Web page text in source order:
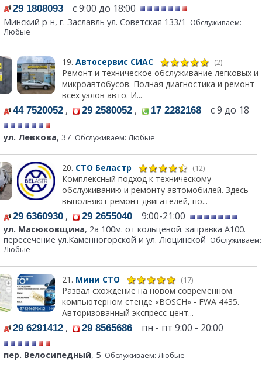
29 1808093 с 9:00 до 18:00
Минский р-н, г. Заславль ул. Советская 133/1
Обслуживаем:
Любые
19. Автосервис СИАС (2)
Ремонт и техническое обслуживание легковых и
микроавтобусов. Полная диагностика и ремонт
всех узлов авто. И...
44 7520052 , 29 2580052 , 17 2282168 с 9 до 18
ул. Левкова, 37 Обслуживаем: Любые
20. СТО Беластр (12)
Комплексный подход к техническому
обслуживанию и ремонту автомобилей. Здесь
выполняют ремонт двигателей, по...
29 6360930 , 29 2655040 9:00-21:00
ул. Масюковщина, 2а 100м. от кольцевой. заправка А100.
пересечение ул.Каменногорской и ул. Люцинской Обслуживаем:
Любые
21. Мини СТО (17)
Развал схождение на новом современном
компьютерном стенде «BOSCH» - FWA 4435.
Авторизованный экспресс-цент...
29 6291412 , 29 8565686 пн - пт 9:00 - 20:00
пер. Велосипедный, 5 Обслуживаем: Любые